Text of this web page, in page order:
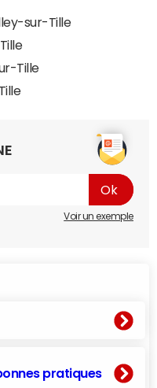
sur-Tille
Tille
Voir un exemple
pratiques